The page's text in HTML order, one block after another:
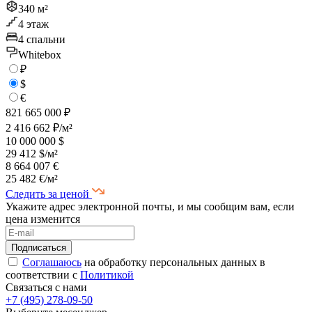
340 м²
4 этаж
4 спальни
Whitebox
₽
$
€
821 665 000 ₽
2 416 662 ₽/м²
10 000 000 $
29 412 $/м²
8 664 007 €
25 482 €/м²
Следить за ценой
Укажите адрес электронной почты, и мы сообщим вам, если
цена изменится
Соглашаюсь на обработку персональных данных в
соответствии с Политикой
Связаться с нами
+7 (495) 278-09-50